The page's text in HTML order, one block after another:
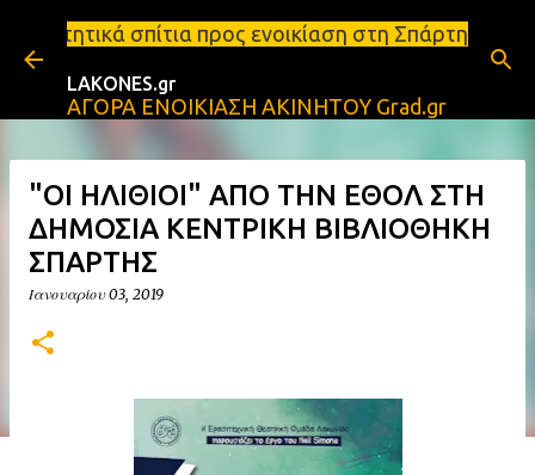
Μετάβαση στο κύριο περιεχόμενο
προς ενοικίαση στη Σπάρτη Ενοικιάσεις
LAKONES.gr
ΑΓΟΡΑ ΕΝΟΙΚΙΑΣΗ ΑΚΙΝΗΤΟΥ Grad.gr
"ΟΙ ΗΛΙΘΙΟΙ" ΑΠΟ ΤΗΝ ΕΘΟΛ ΣΤΗ
ΔΗΜΟΣΙΑ ΚΕΝΤΡΙΚΗ ΒΙΒΛΙΟΘΗΚΗ
ΣΠΑΡΤΗΣ
Ιανουαρίου 03, 2019